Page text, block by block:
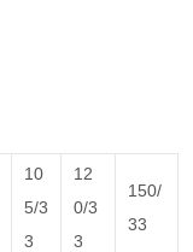
10
5/3
3
12
0/3
3
150/
33